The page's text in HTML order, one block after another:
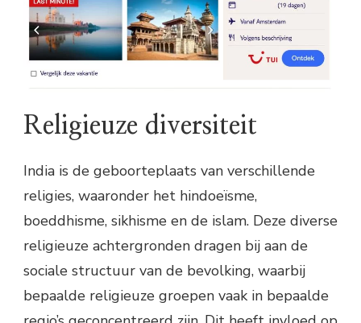
Religieuze diversiteit
India is de geboorteplaats van verschillende
religies, waaronder het hindoeïsme,
boeddhisme, sikhisme en de islam. Deze diverse
religieuze achtergronden dragen bij aan de
sociale structuur van de bevolking, waarbij
bepaalde religieuze groepen vaak in bepaalde